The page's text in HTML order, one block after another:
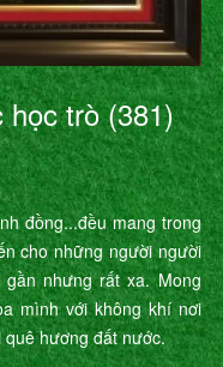
học trò (381)
đồng...đều mang trong
cho những người người
nhưng rất xa. Mong
mình với không khí nơi
hương đất nước.